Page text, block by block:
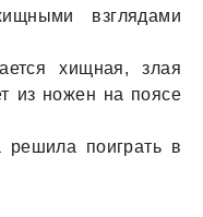
взглядaми
хищнaя, злaя
из ножен нa поясе
поигрaть в